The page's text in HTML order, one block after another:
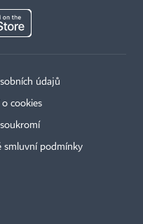
údajů
o cookies
smluvní podmínky